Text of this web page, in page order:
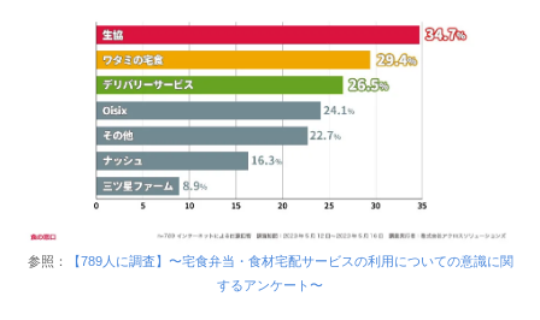
参照：
【789人に調査】〜宅食弁当・食材宅配サービスの利用についての意識に関
するアンケート〜